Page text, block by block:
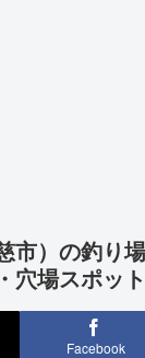
市）の釣り
穴場スポッ
Facebook